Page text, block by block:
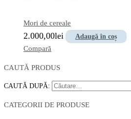
Mori de cereale
2.000,00lei Adaugă în coș
Compară
CAUTĂ PRODUS
CAUTĂ DUPĂ:
CATEGORII DE PRODUSE